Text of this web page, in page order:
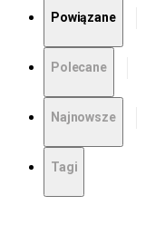
Powiązane
Polecane
Najnowsze
Tagi